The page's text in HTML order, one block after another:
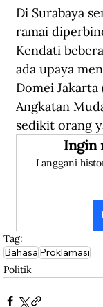
Di Surabaya
ramai
Kendati
ada upaya
Domei
Angkatan
sedikit orang
Ingin
Langgani
Tag:
BahasaProklamasi
Politik